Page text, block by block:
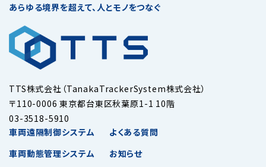
あらゆる境界を超えて、人とモノをつなぐ
TTS株式会社（TanakaTrackerSystem株式会社）
〒110-0006 東京都台東区秋葉原1-1 10階
03-3518-5910
車両遠隔制御システム
車両動態管理システム
よくある質問
お知らせ